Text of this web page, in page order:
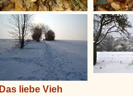
Das liebe Vieh